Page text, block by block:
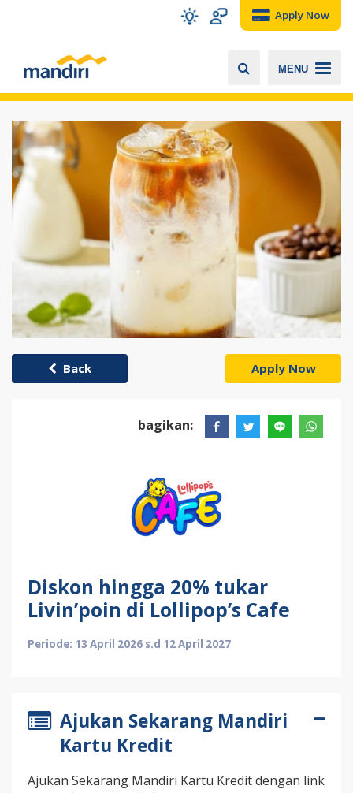
Apply Now
MENU
Back Apply Now
bagikan:
Diskon hingga 20% tukar
Livin’poin di Lollipop’s Cafe
Periode: 13 April 2026 s.d 12 April 2027
Ajukan Sekarang Mandiri
Kartu Kredit
Ajukan Sekarang Mandiri Kartu Kredit dengan link